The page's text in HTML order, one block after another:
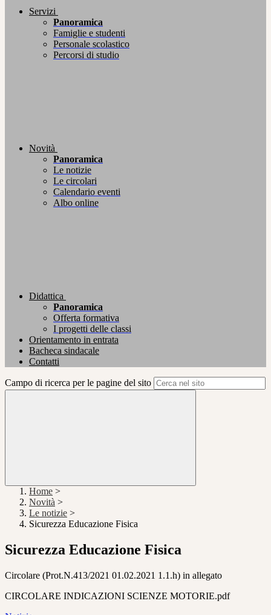
Servizi
Panoramica
Famiglie e studenti
Personale scolastico
Percorsi di studio
Novità
Panoramica
Le notizie
Le circolari
Calendario eventi
Albo online
Didattica
Panoramica
Offerta formativa
I progetti delle classi
Orientamento in entrata
Bacheca sindacale
Contatti
Campo di ricerca per le pagine del sito
Home >
Novità >
Le notizie >
Sicurezza Educazione Fisica
Sicurezza Educazione Fisica
Circolare (Prot.N.413/2021 01.02.2021 1.1.h) in allegato
CIRCOLARE INDICAZIONI SCIENZE MOTORIE.pdf